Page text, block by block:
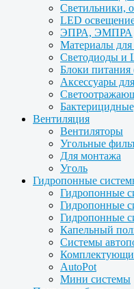
Светильники,
LED
ЭПРА, ЭМПРА
Материалы
Светодиоды и
Блоки питания
Аксессуары
Вентиляция
Вентиляторы
Угольные
Для монтажа
Уголь
Гидропонные
Гидропонные
Гидропонные
Гидропонные
Капельный
Системы
AutoPot
Мини системы